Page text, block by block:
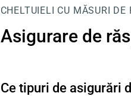
CHELTUIELI CU MĂSURI DE
Asigurare de
Ce tipuri de asigurări